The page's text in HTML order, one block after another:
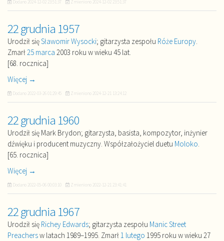
Dodano 2024-12-02 23:51:37 Zmieniono 2024-12-02 23:51:37
22 grudnia 1957
Urodził sięSławomir Wysocki; gitarzysta zespołu Róże Europy.
Zmarł25 marca 2003 roku w wieku 45 lat.
[68. rocznica]
Więcej →
Dodano 2022-03-26 01:29:45 Zmieniono 2024-12-21 13:24:12
22 grudnia 1960
Urodził się Mark Brydon; gitarzysta, basista, kompozytor, inżynier
dźwięku i producent muzyczny. Współzałożyciel duetu Moloko.
[65. rocznica]
Więcej →
Dodano 2022-05-06 00:03:10 Zmieniono 2022-12-21 23:41:41
22 grudnia 1967
Urodził się Richey Edwards; gitarzysta zespołu Manic Street
Preachersw latach 1989–1995. Zmarł1 lutego 1995 roku w wieku 27